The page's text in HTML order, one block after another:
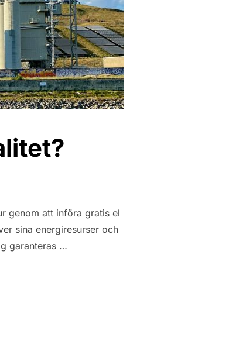
genom att införa gratis el
sina energiresurser och
garanteras …